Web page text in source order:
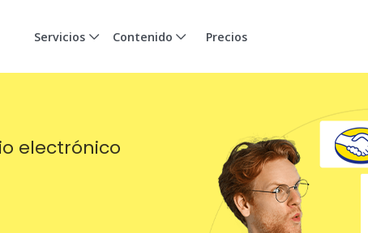
Servicios Contenido Precios
electrónico